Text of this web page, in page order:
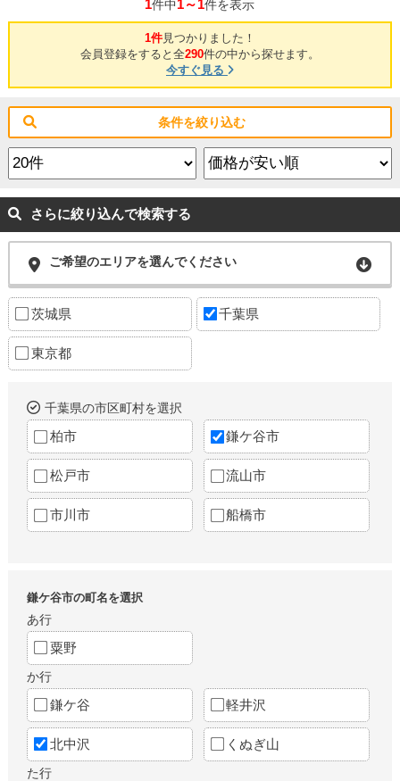
1件中1～1件を表示
1件見つかりました！
会員登録をすると全290件の中から探せます。
今すぐ見る
条件を絞り込む
さらに絞り込んで検索する
ご希望のエリアを選んでください
茨城県 千葉県
東京都
千葉県の市区町村を選択
柏市 鎌ケ谷市
松戸市 流山市
市川市 船橋市
鎌ケ谷市の町名を選択
あ行
粟野
か行
鎌ケ谷 軽井沢
北中沢 くぬぎ山
た行